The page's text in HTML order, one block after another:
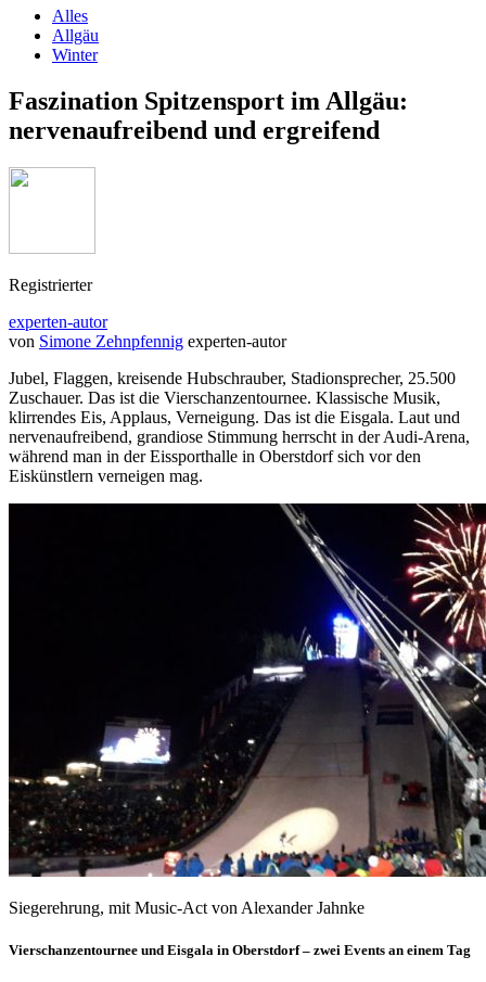
Alles
Allgäu
Winter
Faszination Spitzensport im Allgäu:
nervenaufreibend und ergreifend
Registrierter
experten-autor
von Simone Zehnpfennig experten-autor
Jubel, Flaggen, kreisende Hubschrauber, Stadionsprecher, 25.500
Zuschauer. Das ist die Vierschanzentournee. Klassische Musik,
klirrendes Eis, Applaus, Verneigung. Das ist die Eisgala. Laut und
nervenaufreibend, grandiose Stimmung herrscht in der Audi-Arena,
während man in der Eissporthalle in Oberstdorf sich vor den
Eiskünstlern verneigen mag.
Siegerehrung, mit Music-Act von Alexander Jahnke
Vierschanzentournee und Eisgala in Oberstdorf – zwei Events an einem Tag